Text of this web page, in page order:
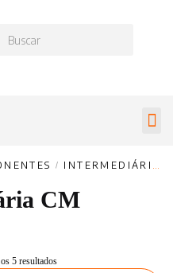
/ INTERMEDIÁRIO
CM
5 resultados